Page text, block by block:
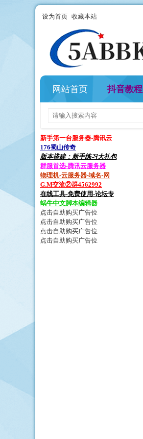
设为首页 收藏本站
网站首页 抖音教程
新手第一台服务器-腾讯云
176蜀山传奇
版本搭建：新手练习大礼包
群服首选-腾讯云服务器
物理机-云服务器-域名-网
G.M交流②群4562992
在线工具-免费使用-论坛专
蜗牛中文脚本编辑器
点击自助购买广告位
点击自助购买广告位
点击自助购买广告位
点击自助购买广告位